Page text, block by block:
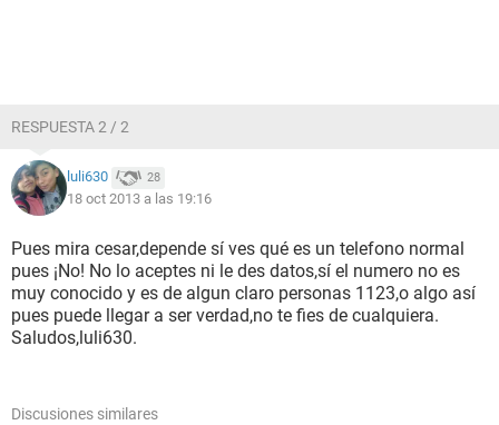
En el caso contrario o su presencia no ser eficaz, que debe
usted establecer una ley de administrador Propiedad legal
llamado (LEY DE BENEFICIARIO).
Ese documento le representará en términos legales, y
justificar su no asistencia a la entrega de los lotes y
permitirá el pago su ganancia por el método prefieren ver
detalles:
(1) EL PAGO A TRAVÉS DE BANCO EN BANCO.
RESPUESTA 2 / 2
luli630 28
18 oct 2013 a las 19:16
Pues mira cesar,depende sí ves qué es un telefono normal
pues ¡No! No lo aceptes ni le des datos,sí el numero no es
muy conocido y es de algun claro personas 1123,o algo así
pues puede llegar a ser verdad,no te fies de cualquiera.
Saludos,luli630.
Discusiones similares